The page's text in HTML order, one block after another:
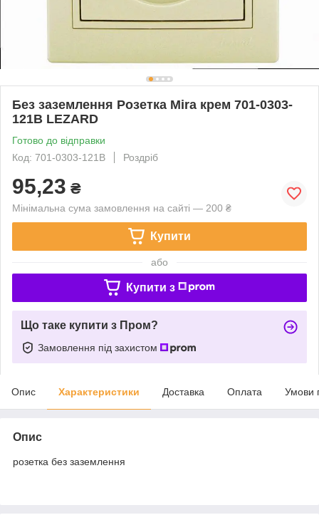
Без заземлення Розетка Mira крем 701-0303-
121В LEZARD
Готово до відправки
Код: 701-0303-121В
Роздріб
95,23 ₴
Мінімальна сума замовлення на сайті — 200 ₴
Купити
або
Купити з
Що таке купити з Пром?
Замовлення під захистом
Опис Характеристики Доставка Оплата Умови
Опис
розетка без заземлення